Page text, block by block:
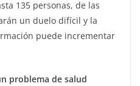
135 personas, de las
un duelo difícil y la
puede incrementar
problema de salud